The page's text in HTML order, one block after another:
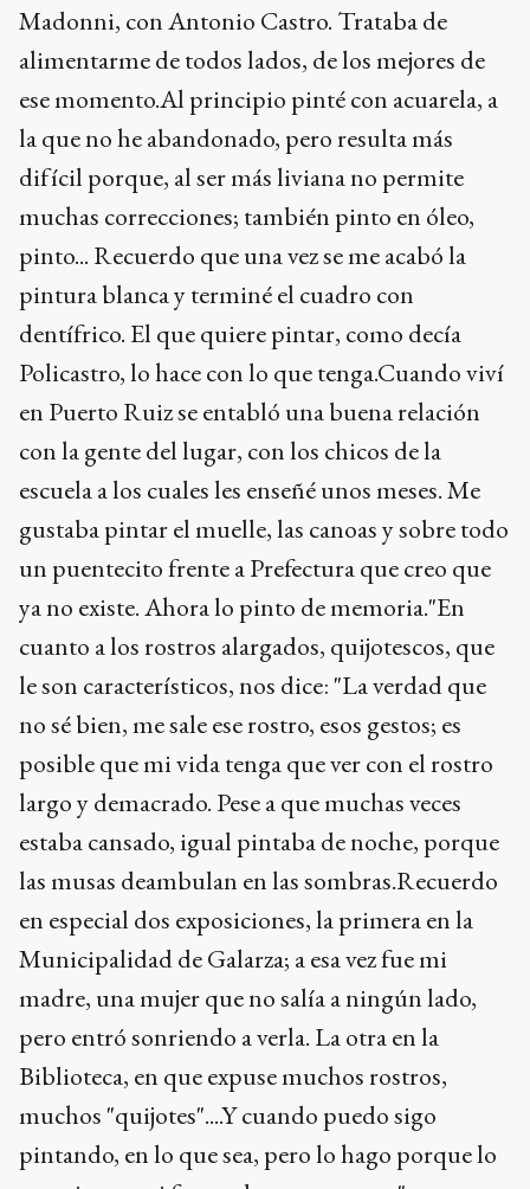
Madonni, con Antonio Castro. Trataba de
alimentarme de todos lados, de los mejores de
ese momento.Al principio pinté con acuarela, a
la que no he abandonado, pero resulta más
difícil porque, al ser más liviana no permite
muchas correcciones; también pinto en óleo,
pinto... Recuerdo que una vez se me acabó la
pintura blanca y terminé el cuadro con
dentífrico. El que quiere pintar, como decía
Policastro, lo hace con lo que tenga.Cuando viví
en Puerto Ruiz se entabló una buena relación
con la gente del lugar, con los chicos de la
escuela a los cuales les enseñé unos meses. Me
gustaba pintar el muelle, las canoas y sobre todo
un puentecito frente a Prefectura que creo que
ya no existe. Ahora lo pinto de memoria."En
cuanto a los rostros alargados, quijotescos, que
le son característicos, nos dice: "La verdad que
no sé bien, me sale ese rostro, esos gestos; es
posible que mi vida tenga que ver con el rostro
largo y demacrado. Pese a que muchas veces
estaba cansado, igual pintaba de noche, porque
las musas deambulan en las sombras.Recuerdo
en especial dos exposiciones, la primera en la
Municipalidad de Galarza; a esa vez fue mi
madre, una mujer que no salía a ningún lado,
pero entró sonriendo a verla. La otra en la
Biblioteca, en que expuse muchos rostros,
muchos "quijotes"....Y cuando puedo sigo
pintando, en lo que sea, pero lo hago porque lo